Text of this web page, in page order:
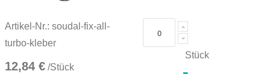
Artikel-Nr.: soudal-fix-all-
turbo-kleber
12,84 € /Stück
Stück